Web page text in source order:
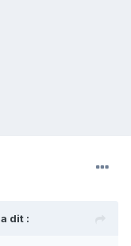
a dit :